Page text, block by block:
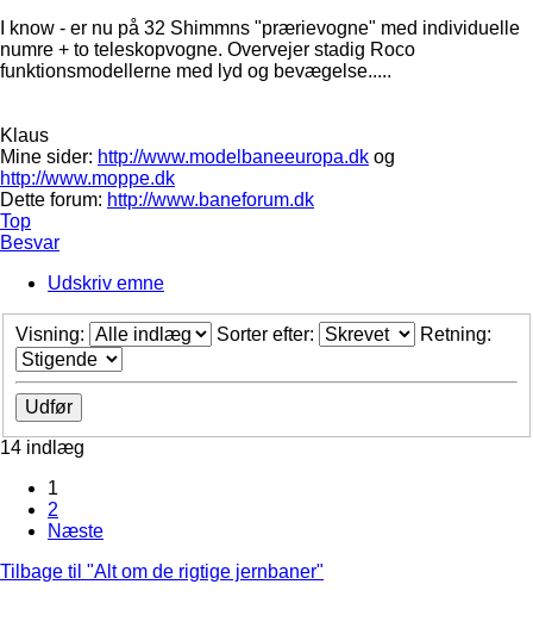
I know - er nu på 32 Shimmns "prærievogne" med individuelle
numre + to teleskopvogne. Overvejer stadig Roco
funktionsmodellerne med lyd og bevægelse.....
Klaus
Mine sider: http://www.modelbaneeuropa.dk og
http://www.moppe.dk
Dette forum: http://www.baneforum.dk
Top
Besvar
Udskriv emne
Visning: Sorter efter: Retning:
14 indlæg
1
2
Næste
Tilbage til "Alt om de rigtige jernbaner"